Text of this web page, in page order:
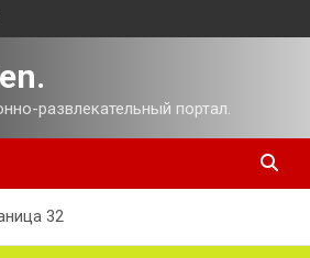
развлекательный портал.
32